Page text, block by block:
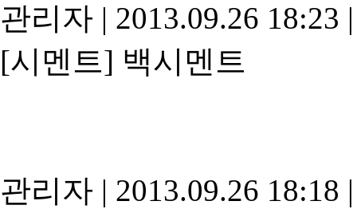
관리자 | 2013.09.26 18:23 |
[시멘트] 백시멘트
관리자 | 2013.09.26 18:18 |